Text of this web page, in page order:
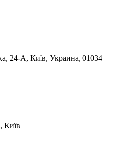
24-А, Київ, Украина, 01034
Київ